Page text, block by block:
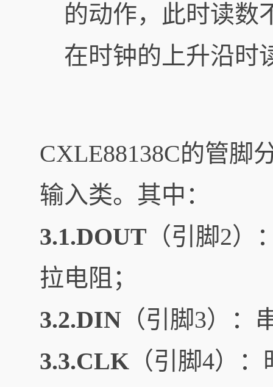
的动作，此时读数
在时钟的上升沿时
CXLE88138C的管脚
输入类。其中：
3.1.DOUT （引脚2
拉电阻；
3.2.DIN （引脚3）
3.3.CLK （引脚4）